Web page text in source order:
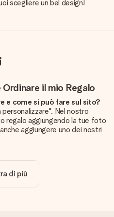
scegliere un bel design!
il mio Regalo
e come si può fare sul sito?
Nel nostro
regalo aggiungendo la tue foto
aggiungere uno dei nostri
sempre la personalizzazione
di più